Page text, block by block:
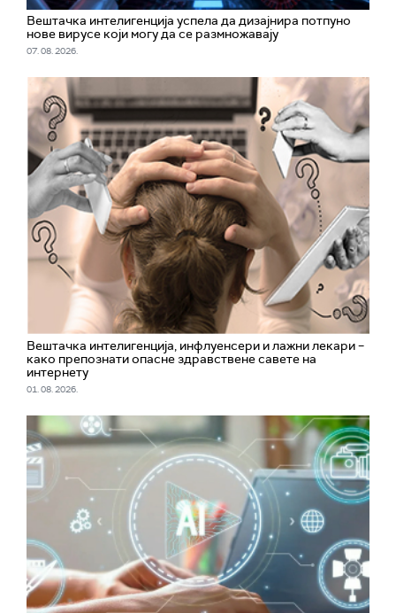
Вештачка интелигенција успела да дизајнира потпуно
нове вирусе који могу да се размножавају
07. 08. 2026.
Вештачка интелигенција, инфлуенсери и лажни лекари –
како препознати опасне здравствене савете на
интернету
01. 08. 2026.